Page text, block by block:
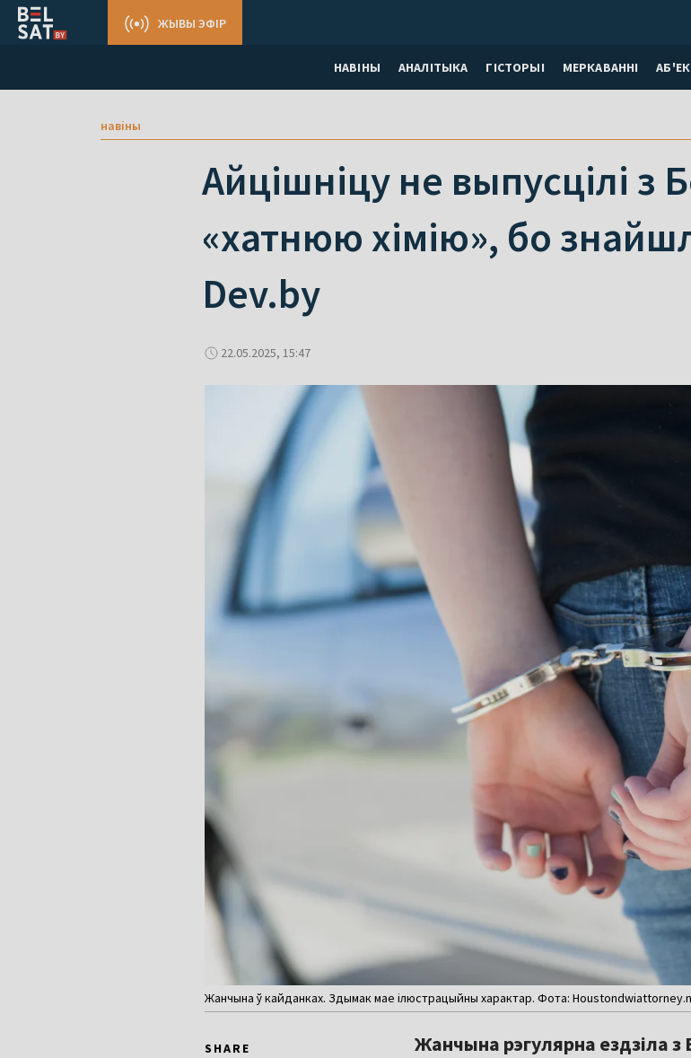
НАВІНЫ АНАЛІТЫКА ГІСТОРЫІ МЕРКАВАННI
ЖЫВЫ ЭФІР
навіны
Айцішніцу не выпусцілі з
«хатнюю хімію», бо
Dev.by
22.05.2025, 15:47
Жанчына ў кайданках. Здымак мае ілюстрацыйны характар. Фота:
SHARE
Жанчына рэгулярна ездзіла